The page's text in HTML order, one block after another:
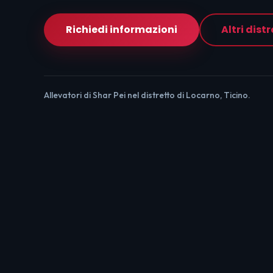
Richiedi informazioni Altri
Allevatori di Shar Pei nel distretto di Locarno, Ticino.